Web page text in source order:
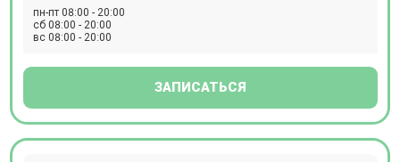
пн-пт 08:00 - 20:00
сб 08:00 - 20:00
вс 08:00 - 20:00
ЗАПИСАТЬСЯ